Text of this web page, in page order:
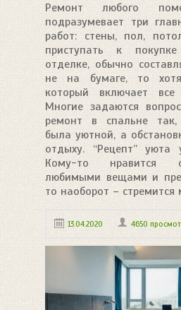
Ремонт любого
подразумевает три
работ: стены, пол,
приступать к
отделке, обычно
не на бумаге, то
который включает
Многие задаются
ремонт в спальне
была уютной, а
отдыху. “Рецепт” уюта
Кому-то нравится
любимыми вещами и
то наоборот – стремится
13.04.2020 4650